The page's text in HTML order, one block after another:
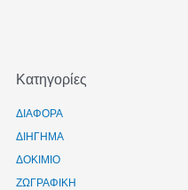
Kατηγορίες
ΔΙΑΦΟΡΑ
ΔΙΗΓΗΜΑ
ΔΟΚΙΜΙΟ
ΖΩΓΡΑΦΙΚΗ